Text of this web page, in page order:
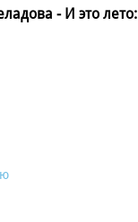
- И это лето: